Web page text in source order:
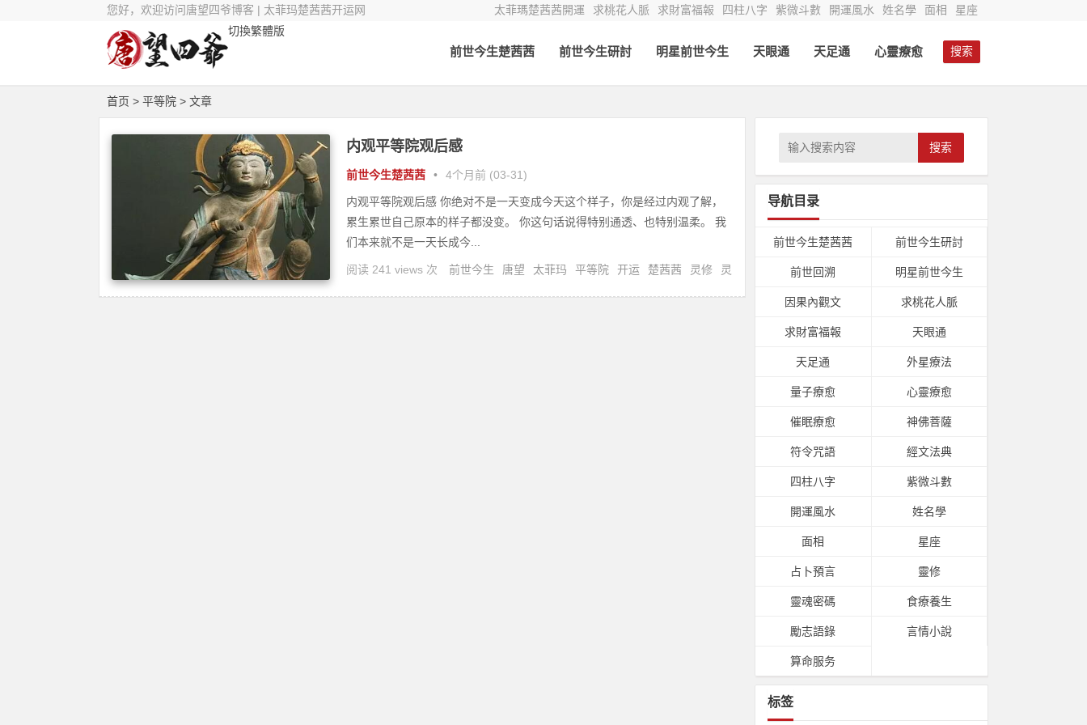
您好，欢迎访问唐望四爷博客 | 太菲玛楚茜茜开运网 太菲瑪楚茜茜開運 求桃花人脈 求財富福報 四柱八字 紫微斗數 開運風水 姓名學 面相
星座
切換繁體版
搜索
前世今生楚茜茜 前世今生研討 明星前世今生 天眼通 天足通 心靈療愈
首页 > 平等院 > 文章
内观平等院观后感
前世今生楚茜茜 • 4个月前 (03-31)
内观平等院观后感 你绝对不是一天变成今天这个样子，你是经过内观了解，
累生累世自己原本的样子都没变。 你这句话说得特别通透、也特别温柔。 我
们本来就不是一天长成今...
阅读 241 views 次 前世今生 唐望 太菲玛 平等院 开运 楚茜茜 灵修
灵
搜索
导航目录
前世今生楚茜茜 前世今生研討
前世回溯 明星前世今生
因果內觀文 求桃花人脈
求財富福報 天眼通
天足通 外星療法
量子療愈 心靈療愈
催眠療愈 神佛菩薩
符令咒語 經文法典
四柱八字 紫微斗數
開運風水 姓名學
面相 星座
占卜預言 靈修
靈魂密碼 食療養生
勵志語錄 言情小說
算命服务
标签